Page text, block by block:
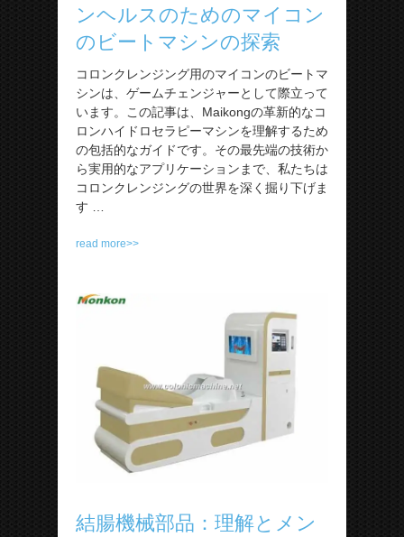
ンヘルスのためのマイコン
のビートマシンの探索
コロンクレンジング用のマイコンのビートマ
シンは、ゲームチェンジャーとして際立って
います。この記事は、Maikongの革新的なコ
ロンハイドロセラピーマシンを理解するため
の包括的なガイドです。その最先端の技術か
ら実用的なアプリケーションまで、私たちは
コロンクレンジングの世界を深く掘り下げま
す …
read more>>
結腸機械部品：理解とメン